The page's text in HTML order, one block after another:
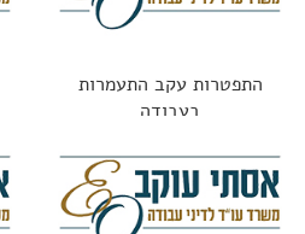
התפטרות עקב התעמרות
בעבודה